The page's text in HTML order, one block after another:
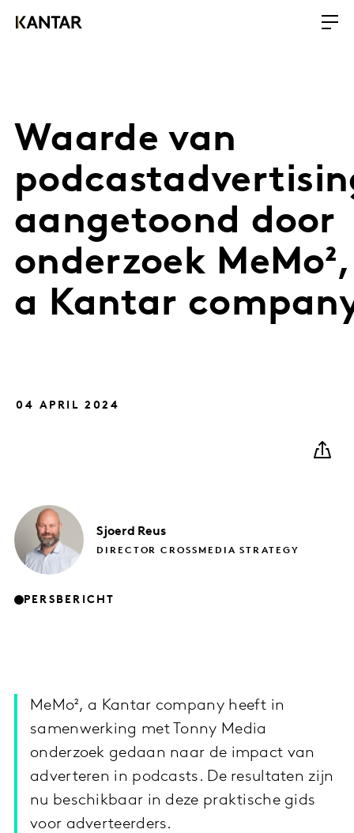
Waarde van
aangetoond door
onderzoek MeMo²,
a Kantar
04 APRIL 2024
Sjoerd Reus
DIRECTOR CROSSMEDIA STRATEGY
PERSBERICHT
MeMo², a Kantar company heeft in
samenwerking met Tonny Media
onderzoek gedaan naar de impact van
adverteren in podcasts. De resultaten zijn
nu beschikbaar in deze praktische gids
voor adverteerders.